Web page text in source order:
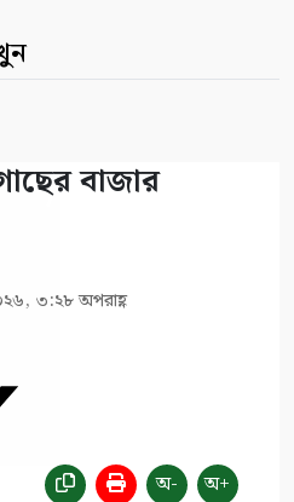
বাজার
৩:২৮ অপরাহ্ণ
অ- অ+